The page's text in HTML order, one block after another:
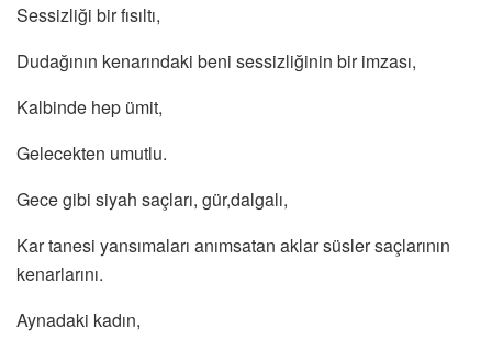
Sessizliği bir fısıltı,
Dudağının kenarındaki beni sessizliğinin bir imzası,
Kalbinde hep ümit,
Gelecekten umutlu.
Gece gibi siyah saçları, gür,dalgalı,
Kar tanesi yansımaları anımsatan aklar süsler saçlarının
kenarlarını.
Aynadaki kadın,